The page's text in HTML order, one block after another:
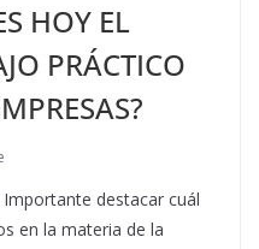
HOY EL
PRÁCTICO
destacar cuál
en la materia de la